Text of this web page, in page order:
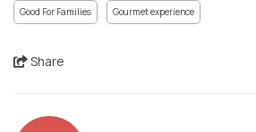
Good For Families Gourmet experience
Share